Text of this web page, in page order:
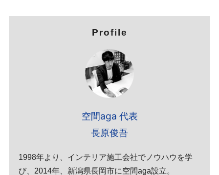
Profile
空間aga 代表
長原俊吾
1998年より、インテリア施工会社でノウハウを学
び、2014年、新潟県長岡市に空間aga設立。